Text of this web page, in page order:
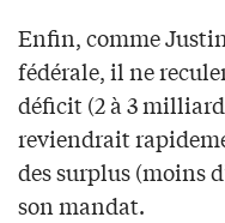
Enfin, comme
fédérale, il ne
déficit (2 à 3
reviendrait
des surplus (moins
son mandat.